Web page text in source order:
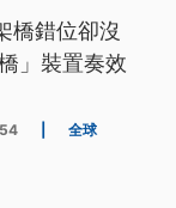
橋錯位卻沒
」裝置奏效
全球